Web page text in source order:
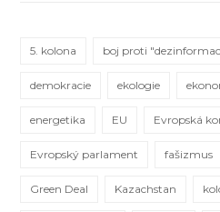
5. kolona boj proti
demokracie ekologie
energetika EU Evropská
Evropský parlament fašizmus
Green Deal Kazachstan